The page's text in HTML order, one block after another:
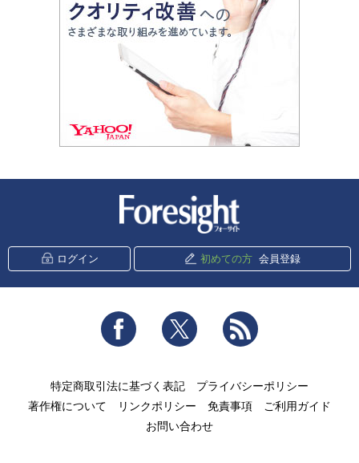
ログイン 初めての方 会員登録
Facebook Twitter
特定商取引法に基づく表記
プライバシーポリシー
著作権について
リンクポリシー 免責事項
ご利用ガイド
お問い合わせ